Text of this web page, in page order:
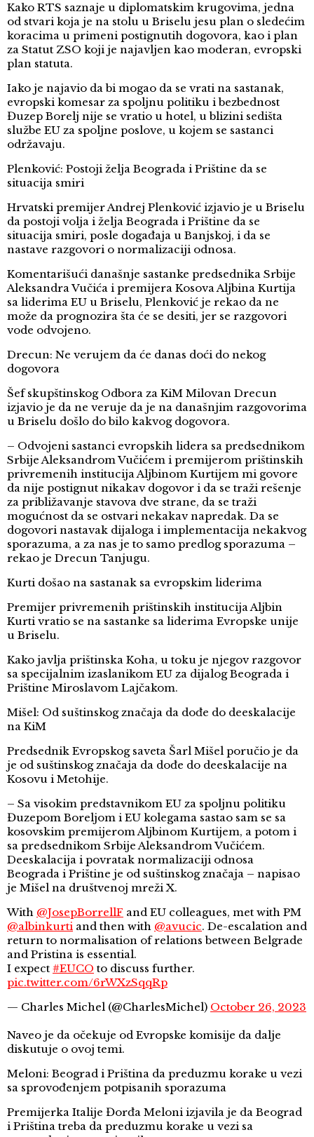
Kako RTS saznaje u diplomatskim krugovima, jedna
od stvari koja je na stolu u Briselu jesu plan o sledećim
koracima u primeni postignutih dogovora, kao i plan
za Statut ZSO koji je najavljen kao moderan, evropski
plan statuta.
Iako je najavio da bi mogao da se vrati na sastanak,
evropski komesar za spoljnu politiku i bezbednost
Đuzep Borelj nije se vratio u hotel, u blizini sedišta
službe EU za spoljne poslove, u kojem se sastanci
održavaju.
Plenković: Postoji želja Beograda i Prištine da se
situacija smiri
Hrvatski premijer Andrej Plenković izjavio je u Briselu
da postoji volja i želja Beograda i Prištine da se
situacija smiri, posle događaja u Banjskoj, i da se
nastave razgovori o normalizaciji odnosa.
Komentarišući današnje sastanke predsednika Srbije
Aleksandra Vučića i premijera Kosova Aljbina Kurtija
sa liderima EU u Briselu, Plenković je rekao da ne
može da prognozira šta će se desiti, jer se razgovori
vode odvojeno.
Drecun: Ne verujem da će danas doći do nekog
dogovora
Šef skupštinskog Odbora za KiM Milovan Drecun
izjavio je da ne veruje da je na današnjim razgovorima
u Briselu došlo do bilo kakvog dogovora.
– Odvojeni sastanci evropskih lidera sa predsednikom
Srbije Aleksandrom Vučićem i premijerom prištinskih
privremenih institucija Aljbinom Kurtijem mi govore
da nije postignut nikakav dogovor i da se traži rešenje
za približavanje stavova dve strane, da se traži
mogućnost da se ostvari nekakav napredak. Da se
dogovori nastavak dijaloga i implementacija nekakvog
sporazuma, a za nas je to samo predlog sporazuma –
rekao je Drecun Tanjugu.
Kurti došao na sastanak sa evropskim liderima
Premijer privremenih prištinskih institucija Aljbin
Kurti vratio se na sastanke sa liderima Evropske unije
u Briselu.
Kako javlja prištinska Koha, u toku je njegov razgovor
sa specijalnim izaslanikom EU za dijalog Beograda i
Prištine Miroslavom Lajčakom.
Mišel: Od suštinskog značaja da dođe do deeskalacije
na KiM
Predsednik Evropskog saveta Šarl Mišel poručio je da
je od suštinskog značaja da dođe do deeskalacije na
Kosovu i Metohije.
– Sa visokim predstavnikom EU za spoljnu politiku
Đuzepom Boreljom i EU kolegama sastao sam se sa
kosovskim premijerom Aljbinom Kurtijem, a potom i
sa predsednikom Srbije Aleksandrom Vučićem.
Deeskalacija i povratak normalizaciji odnosa
Beograda i Prištine je od suštinskog značaja – napisao
je Mišel na društvenoj mreži X.
With @JosepBorrellF and EU colleagues, met with PM
@albinkurti and then with @avucic. De-escalation and
return to normalisation of relations between Belgrade
and Pristina is essential.
I expect #EUCO to discuss further.
pic.twitter.com/6rWXzSqqRp
— Charles Michel (@CharlesMichel) October 26, 2023
Naveo je da očekuje od Evropske komisije da dalje
diskutuje o ovoj temi.
Meloni: Beograd i Priština da preduzmu korake u vezi
sa sprovođenjem potpisanih sporazuma
Premijerka Italije Đorđa Meloni izjavila je da Beograd
i Priština treba da preduzmu korake u vezi sa